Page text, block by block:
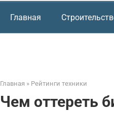
Главная
Главная » Рейтинги техники
Чем оттереть